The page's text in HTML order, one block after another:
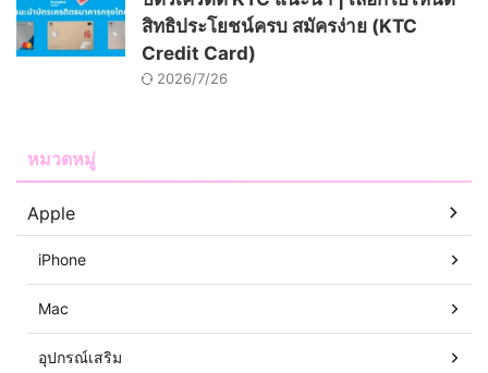
สิทธิประโยชน์ครบ สมัครง่าย (KTC
Credit Card)
2026/7/26
หมวดหมู่
Apple
iPhone
Mac
อุปกรณ์เสริม